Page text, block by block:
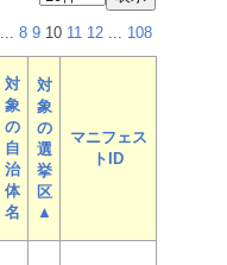
... 8 9 10 11 12 ... 108
対
象
の
自
治
体
名
対
象
の
選
挙
区
▲
マニフェス
トID